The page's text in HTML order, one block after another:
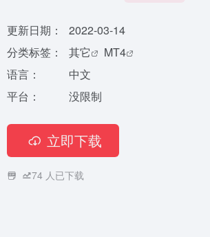
更新日期：
2022-03-14
分类标签：
其它
MT4
语言：
中文
平台：
没限制
立即下载
74 人已下载